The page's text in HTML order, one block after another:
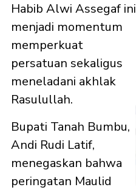
Habib Alwi Assegaf ini
menjadi momentum
memperkuat
persatuan sekaligus
meneladani akhlak
Rasulullah.
Bupati Tanah Bumbu,
Andi Rudi Latif,
menegaskan bahwa
peringatan Maulid